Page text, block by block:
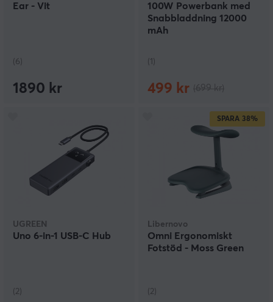
Ear - Vit
(6)
1890 kr
100W Powerbank med
Snabbladdning 12000
mAh
(1)
499 kr
UGREEN
Uno 6-in-1 USB-C Hub
(2)
SPARA 38%
Libernovo
Omni Ergonomiskt
Fotstöd - Moss Green
(2)